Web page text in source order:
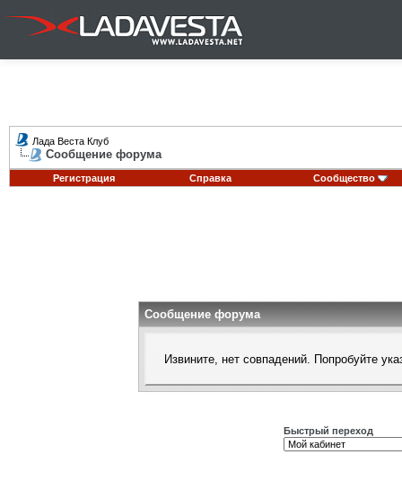
Лада Веста Клуб
Сообщение форума
Регистрация Справка Сообщество
Сообщение форума
Извините, нет совпадений. Попробуйте
Быстрый переход